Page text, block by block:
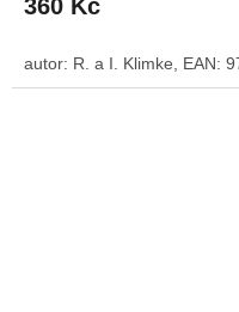
360 Kč
autor: R. a I. Klimke, EAN: